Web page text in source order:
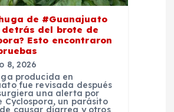
de #Guanajuato
del brote de
Esto encontraron
8, 2026
producida en
fue revisada después
una alerta por
Cyclospora, un parásito
causar diarrea y otros